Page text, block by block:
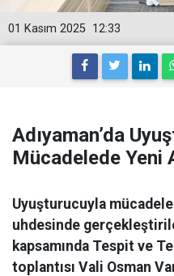
12:33
01 Kasım 2025
Adıyaman’da
Mücadelede Yeni
Uyuşturucuyla
uhdesinde
kapsamında Tespit ve
toplantısı Vali Osman